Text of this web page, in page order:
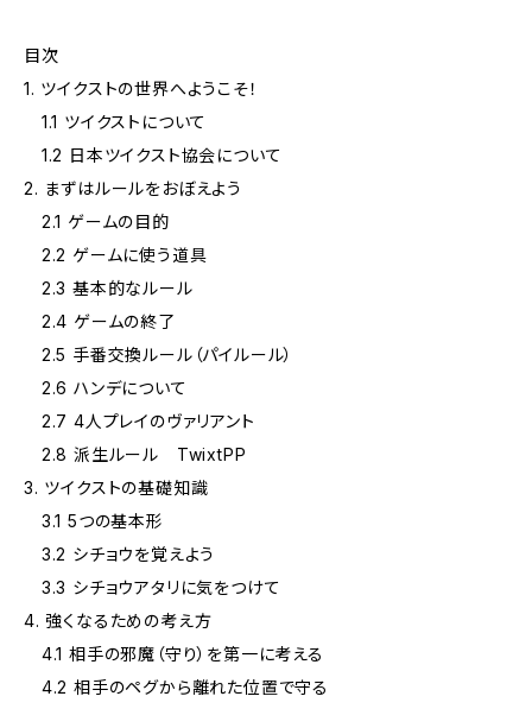
目次
1. ツイクストの世界へようこそ！
1.1 ツイクストについて
1.2 日本ツイクスト協会について
2. まずはルールをおぼえよう
2.1 ゲームの目的
2.2 ゲームに使う道具
2.3 基本的なルール
2.4 ゲームの終了
2.5 手番交換ルール（パイルール）
2.6 ハンデについて
2.7 4人プレイのヴァリアント
2.8 派生ルール TwixtPP
3. ツイクストの基礎知識
3.1 5つの基本形
3.2 シチョウを覚えよう
3.3 シチョウアタリに気をつけて
4. 強くなるための考え方
4.1 相手の邪魔（守り）を第一に考える
4.2 相手のペグから離れた位置で守る